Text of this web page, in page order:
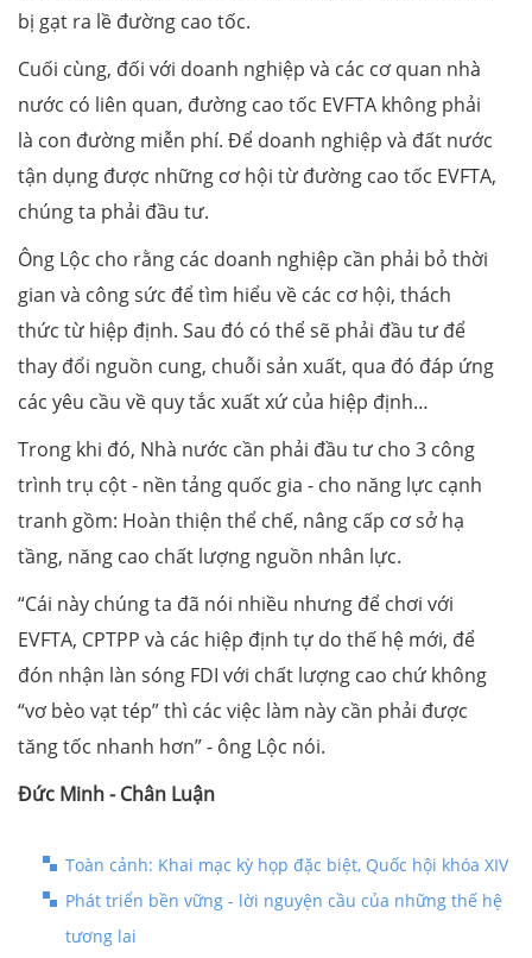
bị gạt ra lề đường cao tốc.
Cuối cùng, đối với doanh nghiệp và các cơ quan nhà
nước có liên quan, đường cao tốc EVFTA không phải
là con đường miễn phí. Để doanh nghiệp và đất nước
tận dụng được những cơ hội từ đường cao tốc EVFTA,
chúng ta phải đầu tư.
Ông Lộc cho rằng các doanh nghiệp cần phải bỏ thời
gian và công sức để tìm hiểu về các cơ hội, thách
thức từ hiệp định. Sau đó có thể sẽ phải đầu tư để
thay đổi nguồn cung, chuỗi sản xuất, qua đó đáp ứng
các yêu cầu về quy tắc xuất xứ của hiệp định…
Trong khi đó, Nhà nước cần phải đầu tư cho 3 công
trình trụ cột - nền tảng quốc gia - cho năng lực cạnh
tranh gồm: Hoàn thiện thể chế, nâng cấp cơ sở hạ
tầng, năng cao chất lượng nguồn nhân lực.
“Cái này chúng ta đã nói nhiều nhưng để chơi với
EVFTA, CPTPP và các hiệp định tự do thế hệ mới, để
đón nhận làn sóng FDI với chất lượng cao chứ không
“vơ bèo vạt tép” thì các việc làm này cần phải được
tăng tốc nhanh hơn” - ông Lộc nói.
Đức Minh - Chân Luận
Toàn cảnh: Khai mạc kỳ họp đặc biệt, Quốc hội khóa XIV
Phát triển bền vững - lời nguyện cầu của những thế hệ
tương lai